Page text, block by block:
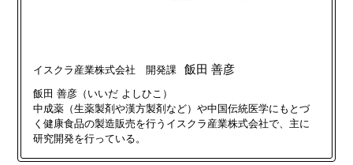
イスクラ産業株式会社 開発課 飯田 善彦
飯田 善彦（いいだ よしひこ）
中成薬（生薬製剤や漢⽅製剤など）や中国伝統医学にもとづ
く健康食品の製造販売を行うイスクラ産業株式会社で、主に
研究開発を行っている。